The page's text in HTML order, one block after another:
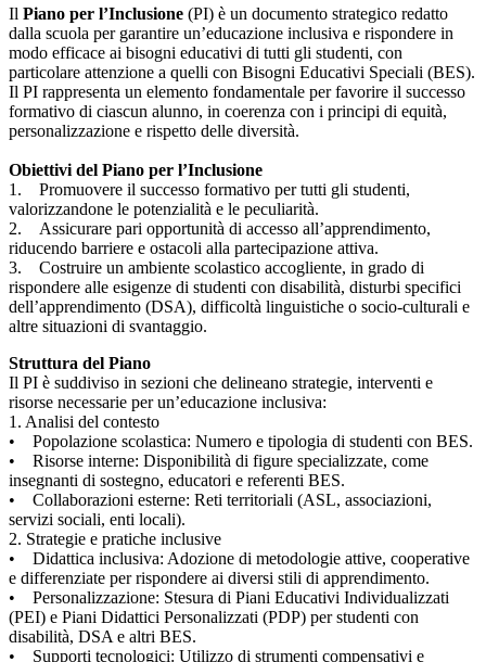
Il Piano per l’Inclusione (PI) è un documento strategico redatto
dalla scuola per garantire un’educazione inclusiva e rispondere in
modo efficace ai bisogni educativi di tutti gli studenti, con
particolare attenzione a quelli con Bisogni Educativi Speciali (BES).
Il PI rappresenta un elemento fondamentale per favorire il successo
formativo di ciascun alunno, in coerenza con i principi di equità,
personalizzazione e rispetto delle diversità.
Obiettivi del Piano per l’Inclusione
1. Promuovere il successo formativo per tutti gli studenti,
valorizzandone le potenzialità e le peculiarità.
2. Assicurare pari opportunità di accesso all’apprendimento,
riducendo barriere e ostacoli alla partecipazione attiva.
3. Costruire un ambiente scolastico accogliente, in grado di
rispondere alle esigenze di studenti con disabilità, disturbi specifici
dell’apprendimento (DSA), difficoltà linguistiche o socio-culturali e
altre situazioni di svantaggio.
Struttura del Piano
Il PI è suddiviso in sezioni che delineano strategie, interventi e
risorse necessarie per un’educazione inclusiva:
1. Analisi del contesto
• Popolazione scolastica: Numero e tipologia di studenti con BES.
• Risorse interne: Disponibilità di figure specializzate, come
insegnanti di sostegno, educatori e referenti BES.
• Collaborazioni esterne: Reti territoriali (ASL, associazioni,
servizi sociali, enti locali).
2. Strategie e pratiche inclusive
• Didattica inclusiva: Adozione di metodologie attive, cooperative
e differenziate per rispondere ai diversi stili di apprendimento.
• Personalizzazione: Stesura di Piani Educativi Individualizzati
(PEI) e Piani Didattici Personalizzati (PDP) per studenti con
disabilità, DSA e altri BES.
• Supporti tecnologici: Utilizzo di strumenti compensativi e